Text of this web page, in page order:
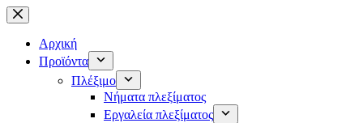
Μετάβαση
στο
περιεχόμενο
Αρχική
Προϊόντα
Πλέξιμο
Νήματα πλεξίματος
Εργαλεία πλεξίματος